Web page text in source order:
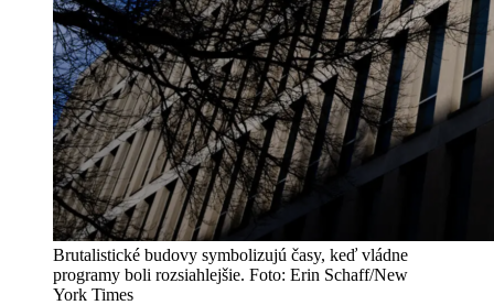
Brutalistické budovy symbolizujú časy, keď vládne
programy boli rozsiahlejšie. Foto: Erin Schaff/New
York Times